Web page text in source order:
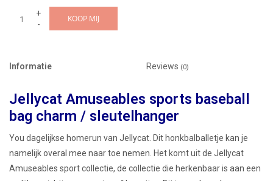
+
-
KOOP MIJ
Informatie Reviews (0)
Jellycat Amuseables sports baseball
bag charm / sleutelhanger
You dagelijkse homerun van Jellycat. Dit honkbalballetje kan je
namelijk overal mee naar toe nemen. Het komt uit de Jellycat
Amuseables sport collectie, de collectie die herkenbaar is aan een
vrolijk gezichtje en armpjes of beentjes. Dit is een bag charm, een